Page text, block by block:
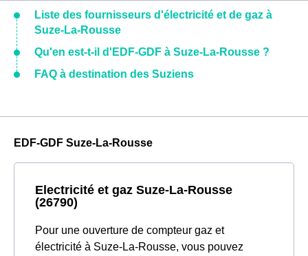
Liste des fournisseurs d'électricité et de gaz à
Suze-La-Rousse
Qu'en est-t-il d'EDF-GDF à Suze-La-Rousse ?
FAQ à destination des Suziens
EDF-GDF Suze-La-Rousse
Electricité et gaz Suze-La-Rousse
(26790)
Pour une ouverture de compteur gaz et
électricité à Suze-La-Rousse, vous pouvez